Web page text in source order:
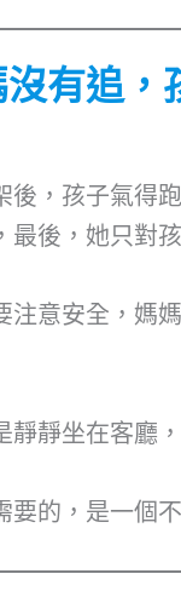
有追，
，孩子氣得
後，她只對
注意安全，媽
靜坐在客廳
的，是一個